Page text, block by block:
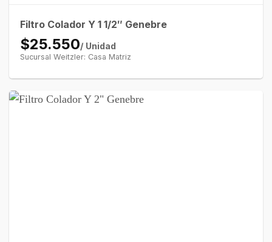
Filtro Colador Y 1 1/2″ Genebre
$25.550/ Unidad
Sucursal Weitzler: Casa Matriz